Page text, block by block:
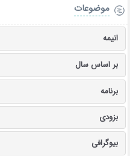
موضوعات
انیمه
بر اساس سال
برنامه
بزودی
بیوگرافی